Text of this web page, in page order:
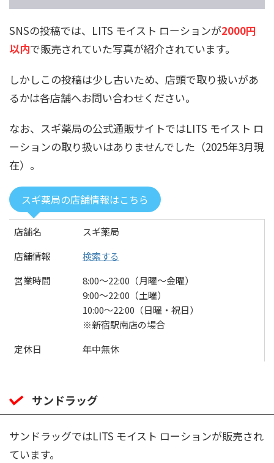
SNSの投稿では、LITS モイスト ローションが2000円
以内で販売されていた写真が紹介されています。
しかしこの投稿は少し古いため、店頭で取り扱いがあ
るかは各店舗へお問い合わせください。
なお、スギ薬局の公式通販サイトではLITS モイスト ロ
ーションの取り扱いはありませんでした（2025年3月現
在）。
スギ薬局の店舗情報はこちら
店舗名
スギ薬局
店舗情報
検索する
営業時間
8:00〜22:00（月曜～金曜）
9:00〜22:00（土曜）
10:00〜22:00（日曜・祝日）
※新宿駅南店の場合
定休日
年中無休
サンドラッグ
サンドラッグではLITS モイスト ローションが販売され
ています。